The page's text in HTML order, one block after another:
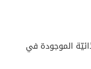
الموجودة في